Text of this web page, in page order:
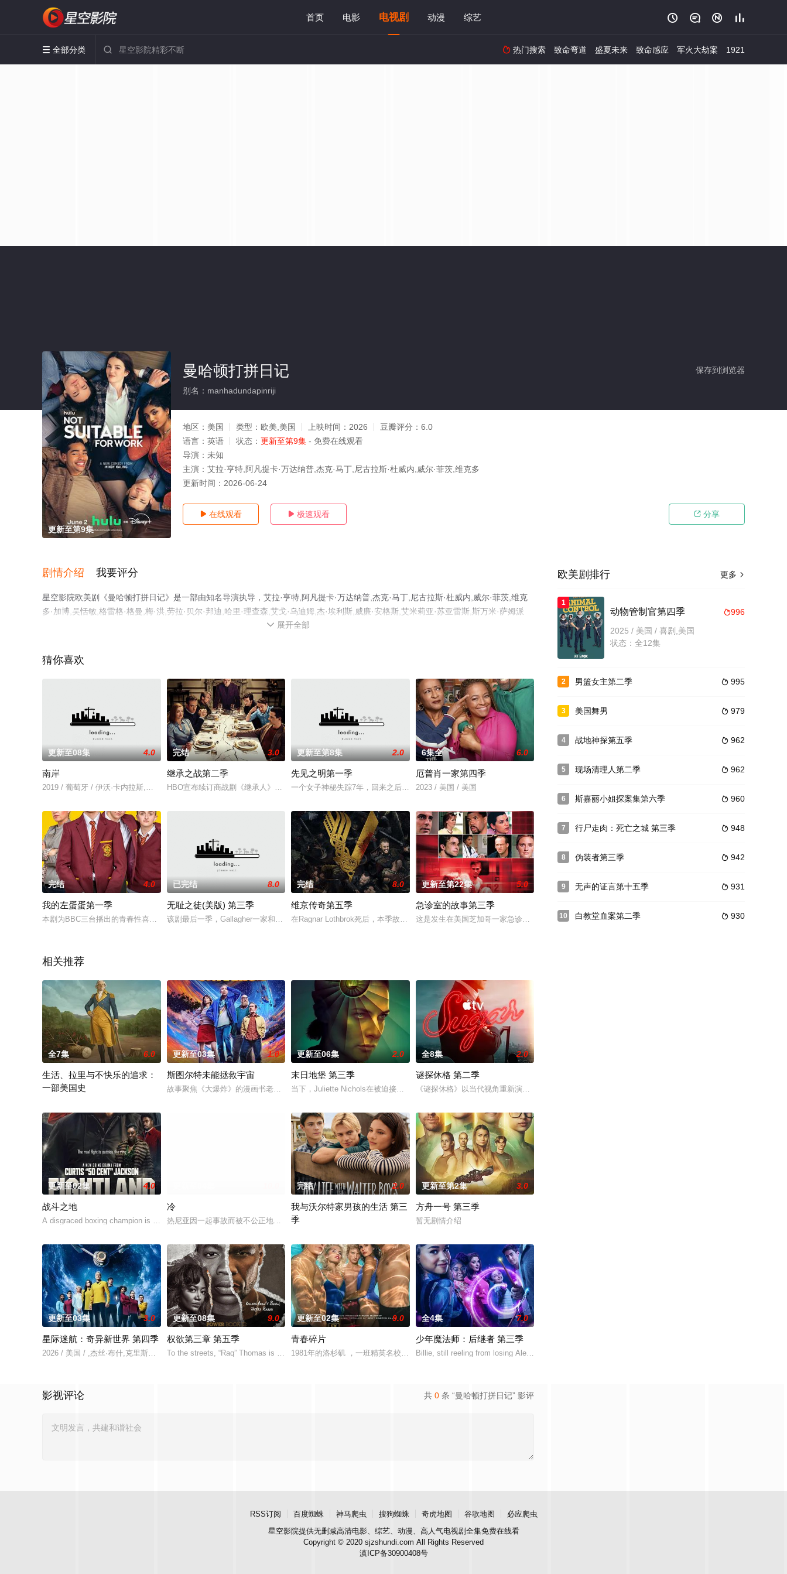
首页 电影 电视剧 动漫 综艺    
 全部分类   热门搜索 致命弯道 盛夏未来 致命感应 军火大劫案 1921
更新至第9集
保存到浏览器
曼哈顿打拼日记
别名：manhadundapinriji
地区： 美国 类型： 欧美,美国 上映时间： 2026 豆瓣评分： 6.0
语言： 英语 状态： 更新至第9集 - 免费在线观看
导演： 未知
主演： 艾拉·亨特,阿凡提卡·万达纳普,杰克·马丁,尼古拉斯·杜威内,威尔·菲茨,维克多
更新时间： 2026-06-24
 在线观看  极速观看  分享
剧情介绍 我要评分
星空影院欧美剧《曼哈顿打拼日记》是一部由知名导演执导，艾拉·亨特,阿凡提卡·万达纳普,杰克·马丁,尼古拉斯·杜威内,威尔·菲茨,维克
多·加博,吴恬敏,格雷格·格曼,梅·洪,劳拉·贝尔·邦迪,哈里·理查森,艾戈·乌迪姆,杰·埃利斯,威廉·安格斯,艾米莉亚·苏亚雷斯,斯万米·萨姆派
奥,斯特拉·埃弗里特,朱迪·戈德,迈克尔·本杰明·华盛顿,哈德森·博恩等演员精彩演绎的美国电视剧，手机免费观看高清无删减完整版电视剧
 展开全部
猜你喜欢
更新至08集 4.0
南岸
2019 / 葡萄牙 / 伊沃·卡内拉斯,阿德里亚诺·拉兹,何塞·阿方索·皮蒙特尔,Margarida,Vila-N
完结 3.0
继承之战第二季
HBO宣布续订商战剧《继承人》第2季，该剧6月3日刚开播，口碑不错。由亚当·麦凯(《大空头
更新至第8集 2.0
先见之明第一季
一个女子神秘失踪7年，回来之后，却带回了不属于自身的记忆，可能是超自然现象。她表示自己并非
6集全 6.0
厄普肖一家第四季
2023 / 美国 / 美国
完结 4.0
我的左蛋蛋第一季
本剧为BBC三台播出的青春性喜剧，根据真实故事改编，讲述一个从小没有父亲的孩子在进入青春期
已完结 8.0
无耻之徒(美版) 第三季
该剧最后一季，Gallagher一家和邻里糟乱、热闹，丧又不乏温暖的生活故事将走到尽头。
完结 8.0
维京传奇第五季
在Ragnar Lothbrok死后，本季故事将围绕Bjorn、无骨人Ivar、Haral
更新至第22集 5.0
急诊室的故事第三季
这是发生在美国芝加哥一家急诊室的故事，这里每天收治的都是需要急救的病人，每位医护人员都用自
相关推荐
全7集 6.0
生活、拉里与不快乐的追求：
一部美国史
更新至03集 1.0
斯图尔特未能拯救宇宙
故事聚焦《大爆炸》的漫画书老板斯图尔特·布鲁姆，他弄坏了一个谢尔顿和莱纳德制造的设备，意外
更新至06集 2.0
末日地堡 第三季
当下，Juliette Nichols在被迫接受“净化”后幸存下来，但记忆却已丧失，而地堡
全8集 2.0
谜探休格 第二季
《谜探休格》以当代视角重新演绎了文学、电影和电视史上最受欢迎且意义重大的题材之一，私家侦探
更新至02集 4.0
战斗之地
A disgraced boxing champion is released from
冷
热尼亚因一起事故而被不公正地监禁，她的丈夫和6岁的女儿在事故中死亡。这起事故的真正罪魁祸首
完结 2.0
我与沃尔特家男孩的生活 第三
季
更新至第2集 3.0
方舟一号 第三季
暂无剧情介绍
更新至03集 3.0
星际迷航：奇异新世界 第四季
2026 / 美国 / ,杰丝·布什,克里斯蒂娜·钟,西莉亚·罗丝·古丁,阿德里安·霍姆斯,克里斯汀·霍恩,丹·让
更新至08集 9.0
权欲第三章 第五季
To the streets, “Raq” Thomas is cold, hard an
更新至02集 9.0
青春碎片
1981年的洛杉矶 ，一班精英名校的高中生原本过住灿烂生活，直至一位神秘转校生出现。与此同
全4集 7.0
少年魔法师：后继者 第三季
Billie, still reeling from losing Alex at the
共 0 条 “曼哈顿打拼日记” 影评
影视评论
更多 
欧美剧排行
1
996
动物管制官第四季
2025 / 美国 / 喜剧,美国
状态：全12集
2  995
男篮女主第二季
3  979
美国舞男
4  962
战地神探第五季
5  962
现场清理人第二季
6  960
斯嘉丽小姐探案集第六季
7  948
行尸走肉：死亡之城 第三季
8  942
伪装者第三季
9  931
无声的证言第十五季
10  930
白教堂血案第二季
RSS订阅 百度蜘蛛 神马爬虫 搜狗蜘蛛 奇虎地图 谷歌地图
必应爬虫
星空影院提供无删减高清电影、综艺、动漫、高人气电视剧全集免费在线看
Copyright © 2020 sjzshundi.com All Rights Reserved
滇ICP备30900408号